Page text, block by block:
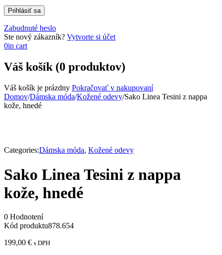
Zabudnuté heslo
Ste nový zákazník? Vytvorte si účet
0in cart
Váš košík (0 produktov)
Váš košík je prázdny Pokračovať v nakupovaní
Domov/Dámska móda/Kožené odevy/Sako Linea Tesini z nappa
kože, hnedé
Categories:Dámska móda, Kožené odevy
Sako Linea Tesini z nappa
kože, hnedé
0 Hodnotení
Kód produktu878.654
199,00 € s DPH